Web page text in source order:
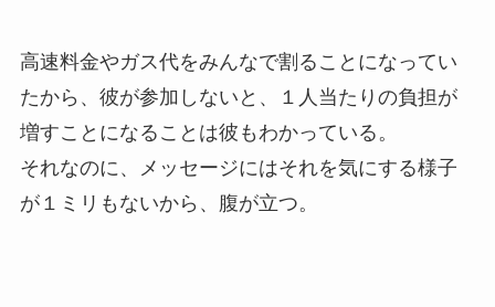
高速料金やガス代をみんなで割ることになってい
たから、彼が参加しないと、１人当たりの負担が
増すことになることは彼もわかっている。
それなのに、メッセージにはそれを気にする様子
が１ミリもないから、腹が立つ。